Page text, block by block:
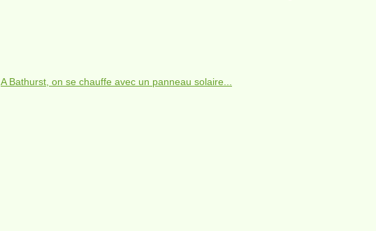
A Bathurst, on se chauffe avec un panneau solaire...